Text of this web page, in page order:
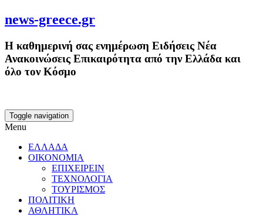
news-greece.gr
Η καθημερινή σας ενημέρωση Ειδήσεις Νέα
Ανακοινώσεις Επικαιρότητα από την Ελλάδα και
όλο τον Κόσμο
Toggle navigation
Menu
ΕΛΛΑΔΑ
ΟΙΚΟΝΟΜΙΑ
ΕΠΙΧΕΙΡΕΙΝ
ΤΕΧΝΟΛΟΓΙΑ
ΤΟΥΡΙΣΜΟΣ
ΠΟΛΙΤΙΚΗ
ΑΘΛΗΤΙΚΑ